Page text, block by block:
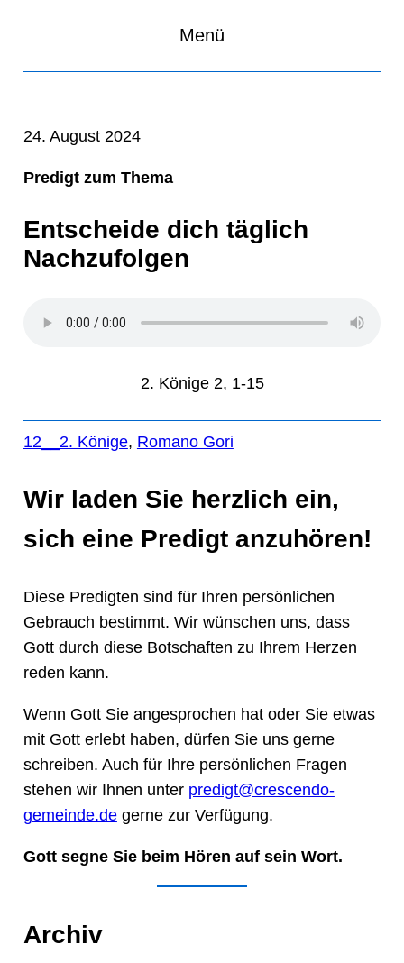
Menü
24. August 2024
Predigt zum Thema
Entscheide dich täglich
Nachzufolgen
2. Könige 2, 1-15
12__2. Könige, Romano Gori
Wir laden Sie herzlich ein,
sich eine Predigt anzuhören!
Diese Predigten sind für Ihren persönlichen
Gebrauch bestimmt. Wir wünschen uns, dass
Gott durch diese Botschaften zu Ihrem Herzen
reden kann.
Wenn Gott Sie angesprochen hat oder Sie etwas
mit Gott erlebt haben, dürfen Sie uns gerne
schreiben. Auch für Ihre persönlichen Fragen
stehen wir Ihnen unter predigt@crescendo-
gemeinde.degerne zur Verfügung.
Gott segne Sie beim Hören auf sein Wort.
Archiv